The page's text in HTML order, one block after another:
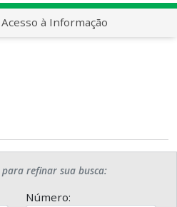
Acesso à Informação
refinar sua busca:
Número: